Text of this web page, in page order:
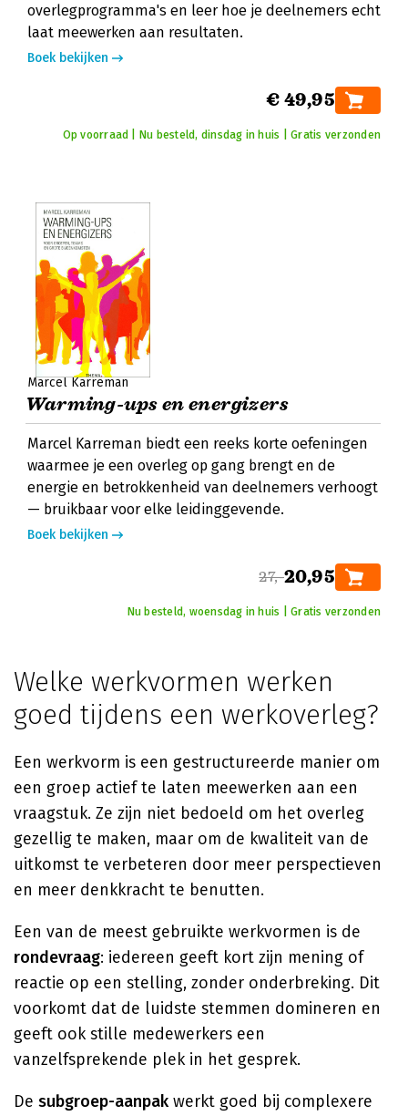
overlegprogramma's en leer hoe je deelnemers echt
laat meewerken aan resultaten.
Boek bekijken
€ 49,95
Op voorraad | Nu besteld, dinsdag in huis | Gratis verzonden
Marcel Karreman
Warming-ups en energizers
Marcel Karreman biedt een reeks korte oefeningen
waarmee je een overleg op gang brengt en de
energie en betrokkenheid van deelnemers verhoogt
— bruikbaar voor elke leidinggevende.
Boek bekijken
27,-20,95
Nu besteld, woensdag in huis | Gratis verzonden
Welke werkvormen werken
goed tijdens een werkoverleg?
Een werkvorm is een gestructureerde manier om
een groep actief te laten meewerken aan een
vraagstuk. Ze zijn niet bedoeld om het overleg
gezellig te maken, maar om de kwaliteit van de
uitkomst te verbeteren door meer perspectieven
en meer denkkracht te benutten.
Een van de meest gebruikte werkvormen is de
rondevraag: iedereen geeft kort zijn mening of
reactie op een stelling, zonder onderbreking. Dit
voorkomt dat de luidste stemmen domineren en
geeft ook stille medewerkers een
vanzelfsprekende plek in het gesprek.
De subgroep-aanpak werkt goed bij complexere